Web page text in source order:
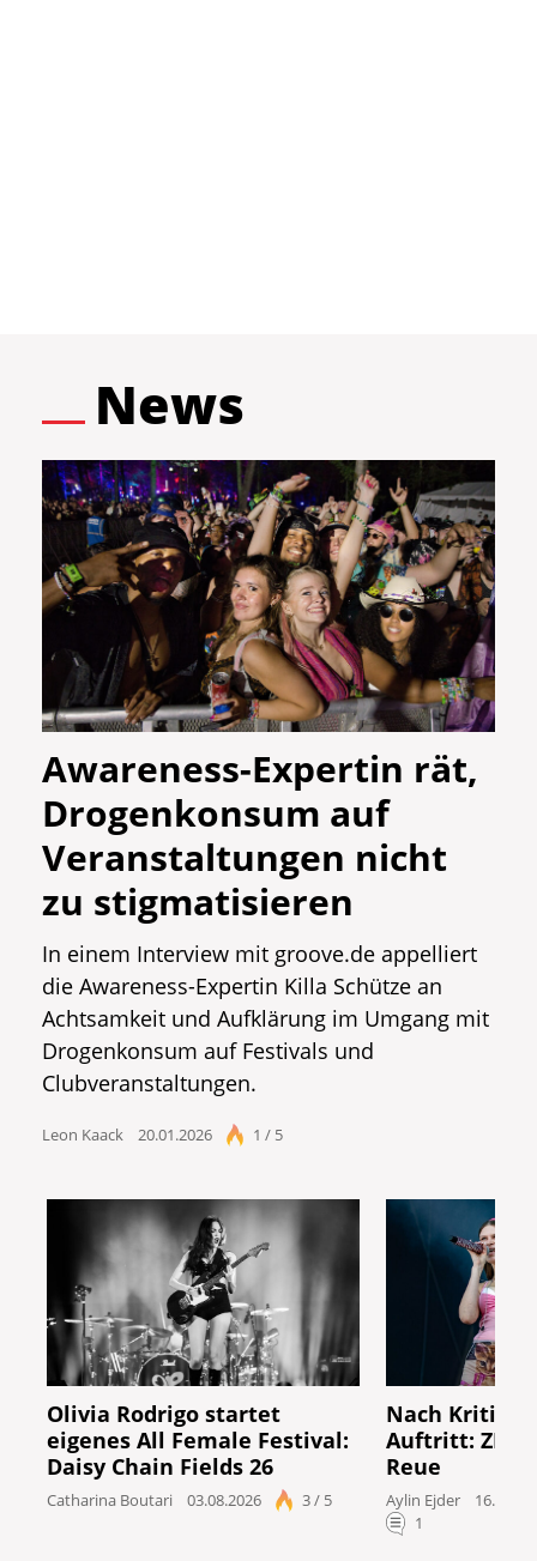
News
Awareness-Expertin rät,
Drogenkonsum auf
Veranstaltungen nicht
zu stigmatisieren
In einem Interview mit groove.de appelliert
die Awareness-Expertin Killa Schütze an
Achtsamkeit und Aufklärung im Umgang mit
Drogenkonsum auf Festivals und
Clubveranstaltungen.
Leon Kaack 20.01.2026 1 / 5
Olivia Rodrigo startet
eigenes All Female Festival:
Daisy Chain Fields 26
Catharina Boutari 03.08.2026 3 / 5
Nach Kritik
Auftritt: ZDF
Reue
Aylin Ejder
1